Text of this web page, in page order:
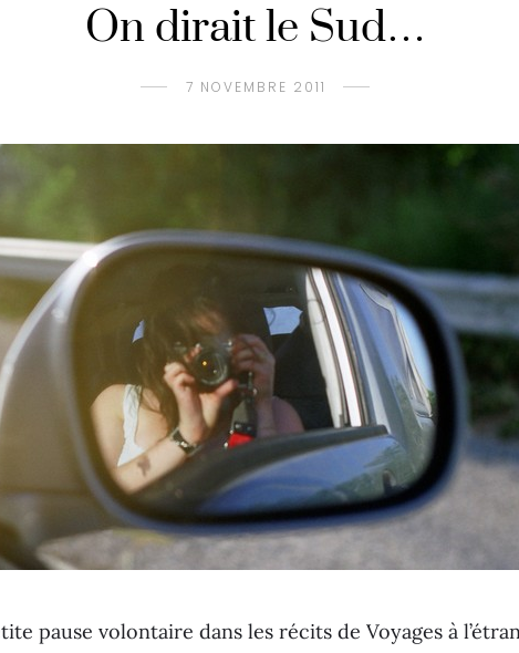
On dirait le Sud…
7 NOVEMBRE 2011
pause volontaire dans les récits de Voyages à